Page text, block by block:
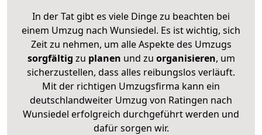
In der Tat gibt es viele Dinge zu beachten bei
einem Umzug nach Wunsiedel. Es ist wichtig, sich
Zeit zu nehmen, um alle Aspekte des Umzugs
sorgfältig zu planen und zu organisieren, um
sicherzustellen, dass alles reibungslos verläuft.
Mit der richtigen Umzugsfirma kann ein
deutschlandweiter Umzug von Ratingen nach
Wunsiedel erfolgreich durchgeführt werden und
dafür sorgen wir.